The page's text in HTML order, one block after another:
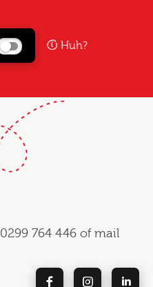
Huh?
0299 764 446 of mail